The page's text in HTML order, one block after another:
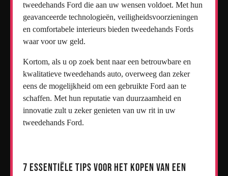
tweedehands Ford die aan uw wensen voldoet. Met hun
geavanceerde technologieën, veiligheidsvoorzieningen
en comfortabele interieurs bieden tweedehands Fords
waar voor uw geld.
Kortom, als u op zoek bent naar een betrouwbare en
kwalitatieve tweedehands auto, overweeg dan zeker
eens de mogelijkheid om een gebruikte Ford aan te
schaffen. Met hun reputatie van duurzaamheid en
innovatie zult u zeker genieten van uw rit in uw
tweedehands Ford.
7 Essentiële Tips voor het Kopen van een